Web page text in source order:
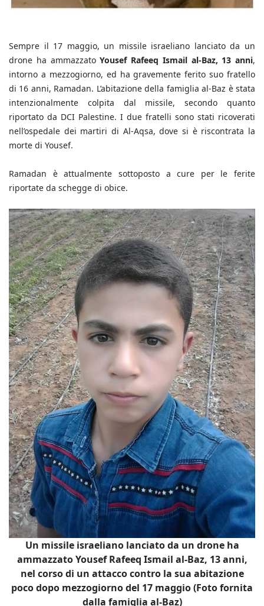
Sempre il 17 maggio, un missile israeliano lanciato da un
drone ha ammazzatoYousef Rafeeq Ismail al-Baz, 13 anni,
intorno a mezzogiorno, ed ha gravemente ferito suo fratello
di 16 anni, Ramadan. L’abitazione della famiglia al-Baz è stata
intenzionalmente colpita dal missile, secondo quanto
riportato da DCI Palestine. I due fratelli sono stati ricoverati
nell’ospedale dei martiri di Al-Aqsa, dove si è riscontrata la
morte di Yousef.
Ramadan è attualmente sottoposto a cure per le ferite
riportate da schegge di obice.
Un missile israeliano lanciato da un drone ha
ammazzato Yousef Rafeeq Ismail al-Baz, 13 anni,
nel corso di un attacco contro la sua abitazione
poco dopo mezzogiorno del 17 maggio (Foto fornita
dalla famiglia al-Baz)